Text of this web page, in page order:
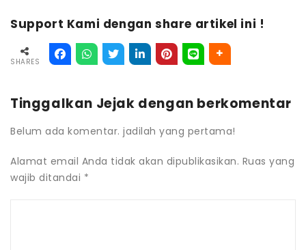
Support Kami dengan share artikel ini !
SHARES
Tinggalkan Jejak dengan berkomentar
Belum ada komentar. jadilah yang pertama!
Alamat email Anda tidak akan dipublikasikan. Ruas yang
wajib ditandai *